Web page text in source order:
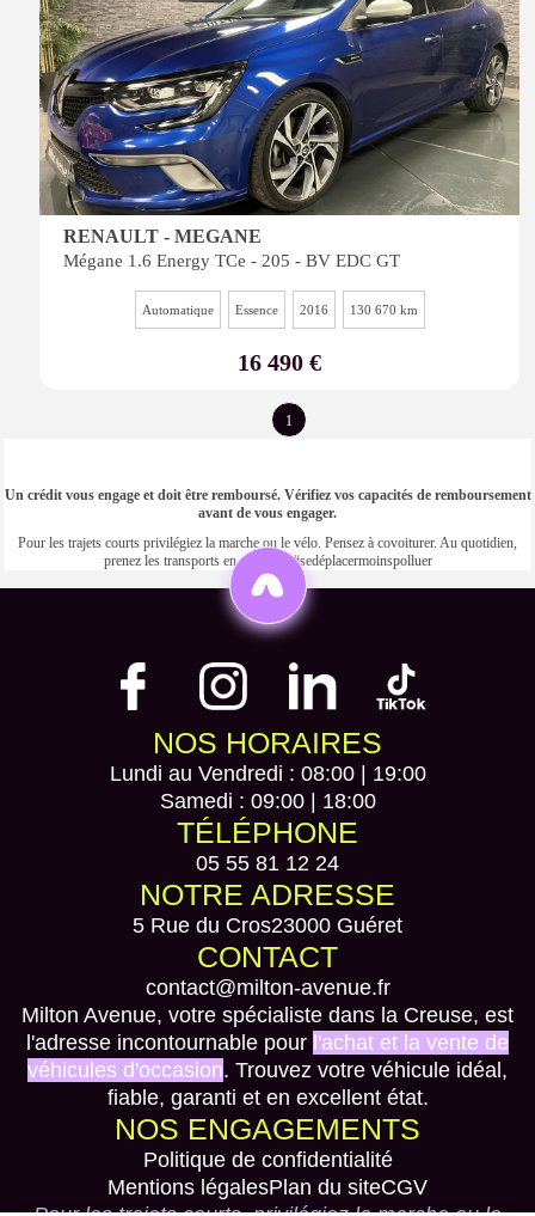
RENAULT - MEGANE
Mégane 1.6 Energy TCe - 205 - BV EDC GT
Automatique Essence 2016 130 670 km
16 490 €
1
Un crédit vous engage et doit être remboursé. Vérifiez vos capacités de remboursement
avant de vous engager.
Pour les trajets courts privilégiez la marche ou le vélo. Pensez à covoiturer. Au quotidien,
prenez les transports en commun #sedéplacermoinspolluer
TÉLÉPHONE
05 55 81 12 24
NOS HORAIRES
Lundi au Vendredi : 08:00 | 19:00
Samedi : 09:00 | 18:00
NOTRE ADRESSE
5 Rue du Cros23000 Guéret
CONTACT
contact@milton-avenue.fr
Milton Avenue, votre spécialiste dans la Creuse, est
l'adresse incontournable pour l'achat et la vente de
véhicules d'occasion. Trouvez votre véhicule idéal,
fiable, garanti et en excellent état.
NOS ENGAGEMENTS
Politique de confidentialité
Mentions légalesPlan du siteCGV